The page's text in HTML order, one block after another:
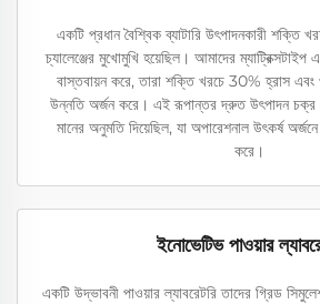
একটি প্রধান বৈশ্বিক ব্যাটারি উৎপাদনকারী শক্তি
চ্যালেঞ্জের মুখোমুখি হয়েছিল। আমাদের ম্যাট্রিক্সটাইপ
বাস্তবায়ন করে, তারা শক্তি খরচে 30% হ্রাস এবং
উন্নতি অর্জন করে। এই রূপান্তর দ্রুত উৎপাদন
মানের অনুমতি দিয়েছিল, যা অপারেশনাল উৎকর্ষ
করে।
ইনোভেটিভ পাওয়ার
একটি উদ্ভাবনী পাওয়ার ল্যাবরেটরি তাদের গ্রিড